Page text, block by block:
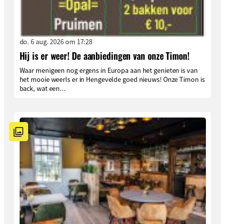
do. 6 aug. 2026 om 17:28
Hij is er weer! De aanbiedingen van onze Timon!
Waar menigeen nog ergens in Europa aan het genieten is van
het mooie weerIs er in Hengevelde goed nieuws! Onze Timon is
back, wat een...